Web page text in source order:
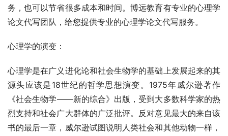
务，也可以节省很多成本和时间。博远教育有专业的心理学
论文代写团队，给您提供专业的心理学论文代写服务。
心理学的演变：
心理学是在广义进化论和社会生物学的基础上发展起来的其
源头应该是18世纪的哲学思想演变。1975年威尔逊著作
《社会生物学——新的综合》出版，受到大多数科学家的热
烈支持和社会广大群体的广泛批评。反对意见最大的来自该
书的最后一章，威尔逊试图说明人类社会和其他动物一样，